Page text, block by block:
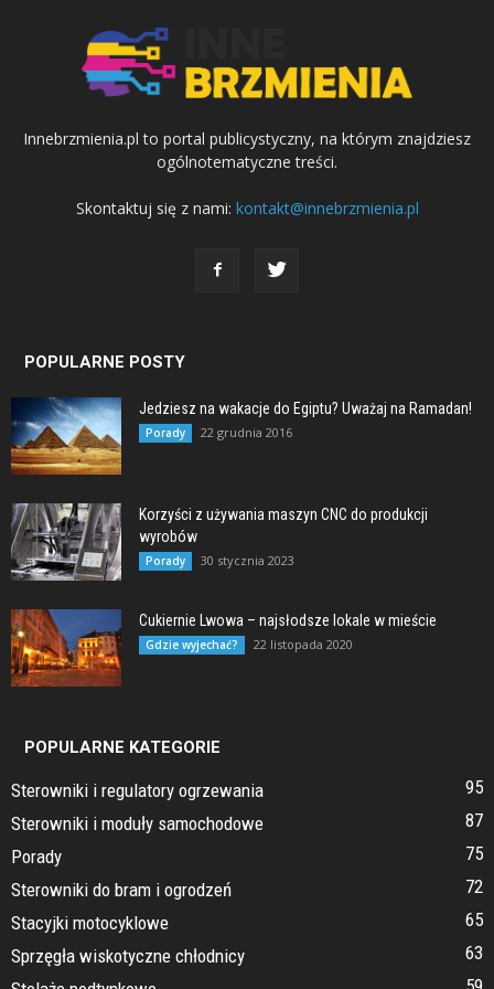
Innebrzmienia.pl to portal publicystyczny, na którym znajdziesz
ogólnotematyczne treści.
Skontaktuj się z nami: kontakt@innebrzmienia.pl
POPULARNE POSTY
Jedziesz na wakacje do Egiptu? Uważaj na Ramadan!
Porady 22 grudnia 2016
Korzyści z używania maszyn CNC do produkcji
wyrobów
Porady 30 stycznia 2023
Cukiernie Lwowa – najsłodsze lokale w mieście
Gdzie wyjechać? 22 listopada 2020
POPULARNE KATEGORIE
Sterowniki i regulatory ogrzewania
95
Sterowniki i moduły samochodowe
87
Porady
75
Sterowniki do bram i ogrodzeń
72
Stacyjki motocyklowe
65
Sprzęgła wiskotyczne chłodnicy
63